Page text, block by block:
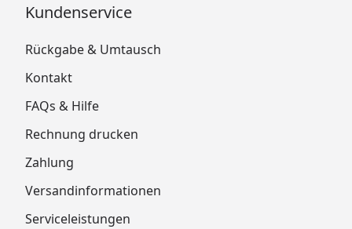
Kundenservice
Rückgabe & Umtausch
Kontakt
FAQs & Hilfe
Rechnung drucken
Zahlung
Versandinformationen
Serviceleistungen